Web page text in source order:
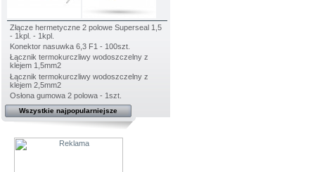
Złącze hermetyczne 2 polowe Superseal 1,5
- 1kpl. - 1kpl.
Konektor nasuwka 6,3 F1 - 100szt.
Łącznik termokurczliwy wodoszczelny z
klejem 1,5mm2
Łącznik termokurczliwy wodoszczelny z
klejem 2,5mm2
Osłona gumowa 2 polowa - 1szt.
Wszystkie najpopularniejsze